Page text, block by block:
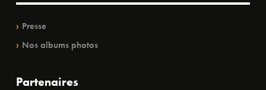
Presse
Nos albums photos
Partenaires